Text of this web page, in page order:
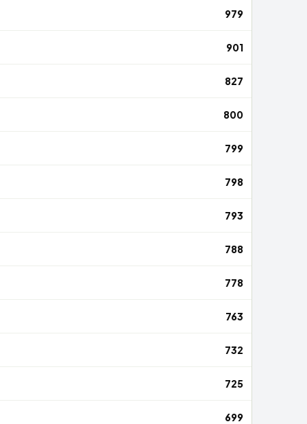
979
901
827
800
799
798
793
788
778
763
732
725
699